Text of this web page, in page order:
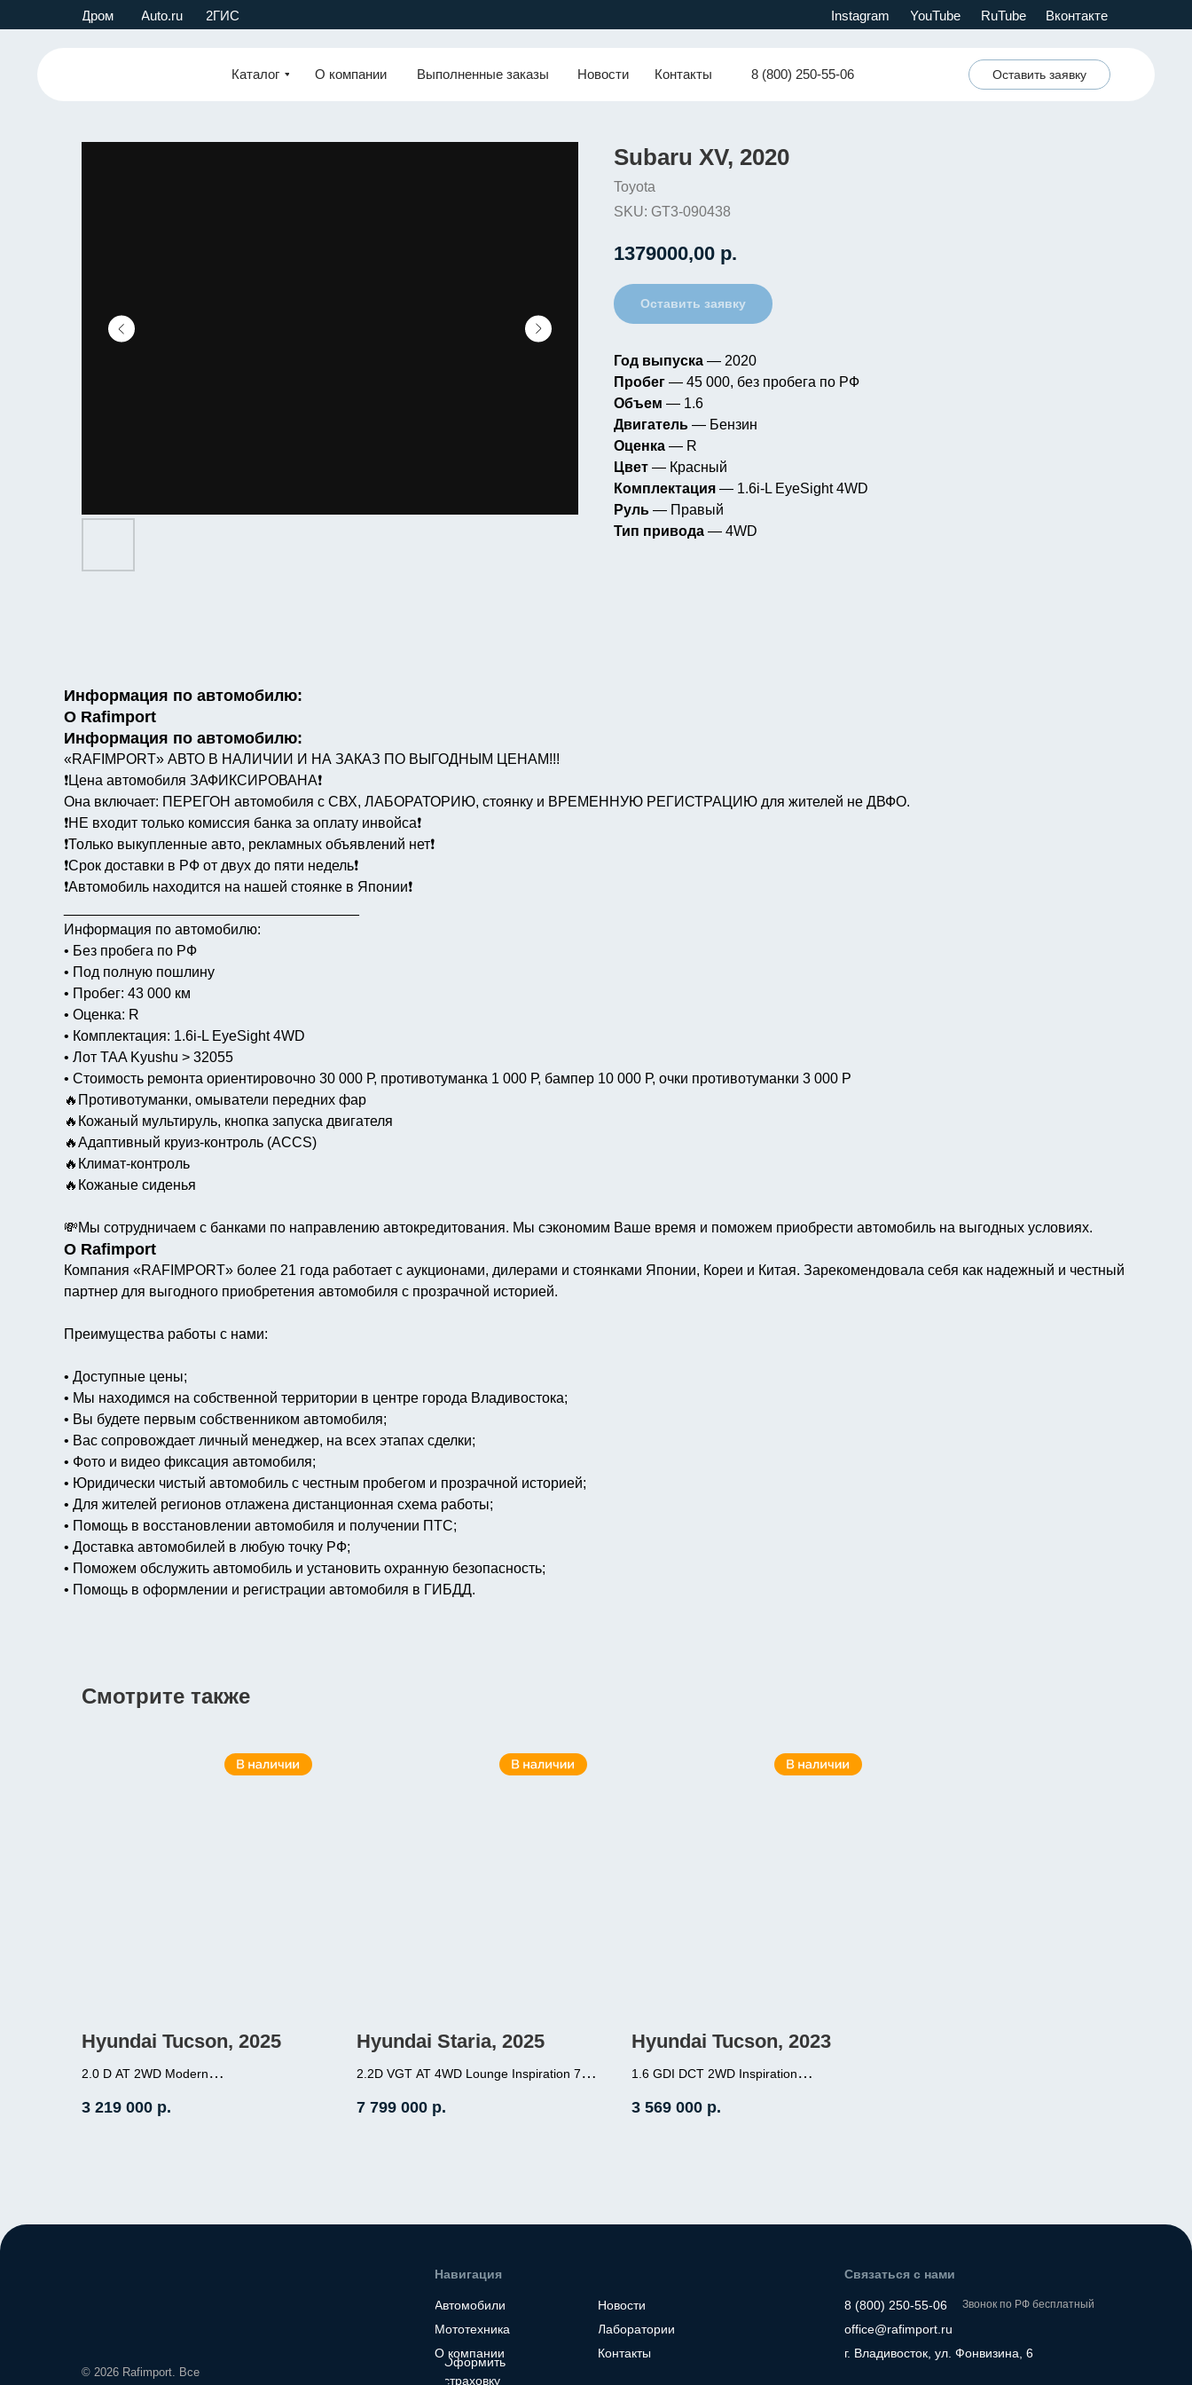
Каталог О компании Выполненные заказы Новости Контакты 8 (800) 250-55-06 Оставить заявку
Дром Auto.ru 2ГИС Instagram YouTube Вконтакте
RuTube
Subaru XV, 2020
Toyota
SKU: GT3-090438
1379000,00 р.
Оставить заявку
Год выпуска — 2020
Пробег — 45 000, без пробега по РФ
Объем — 1.6
Двигатель — Бензин
Оценка — R
Цвет — Красный
Комплектация — 1.6i-L EyeSight 4WD
Руль — Правый
Тип привода — 4WD
Информация по автомобилю:
О Rafimport
Информация по автомобилю:
«RAFIMPORT» АВТО В НАЛИЧИИ И НА ЗАКАЗ ПО ВЫГОДНЫМ ЦЕНАМ!!!
❗️Цена автомобиля ЗАФИКСИРОВАНА❗️
Она включает: ПЕРЕГОН автомобиля с СВХ, ЛАБОРАТОРИЮ, стоянку и ВРЕМЕННУЮ РЕГИСТРАЦИЮ для жителей не ДВФО.
❗️НЕ входит только комиссия банка за оплату инвойса❗️
❗️Только выкупленные авто, рекламных объявлений нет❗️
❗️Срок доставки в РФ от двух до пяти недель❗️
❗️Автомобиль находится на нашей стоянке в Японии❗️
Информация по автомобилю:
• Без пробега по РФ
• Под полную пошлину
• Пробег: 43 000 км
• Оценка: R
• Комплектация: 1.6i-L EyeSight 4WD
• Лот TAA Kyushu > 32055
• Стоимость ремонта ориентировочно 30 000 Р, противотуманка 1 000 Р, бампер 10 000 Р, очки противотуманки 3 000 Р
🔥Противотуманки, омыватели передних фар
🔥Кожаный мультируль, кнопка запуска двигателя
🔥Адаптивный круиз-контроль (ACCS)
🔥Климат-контроль
🔥Кожаные сиденья
💸Мы сотрудничаем с банками по направлению автокредитования. Мы сэкономим Ваше время и поможем приобрести автомобиль на выгодных условиях.
О Rafimport
Компания «RAFIMPORT» более 21 года работает с аукционами, дилерами и стоянками Японии, Кореи и Китая. Зарекомендовала себя как надежный и честный
партнер для выгодного приобретения автомобиля с прозрачной историей.
Преимущества работы с нами:
• Доступные цены;
• Мы находимся на собственной территории в центре города Владивостока;
• Вы будете первым собственником автомобиля;
• Вас сопровождает личный менеджер, на всех этапах сделки;
• Фото и видео фиксация автомобиля;
• Юридически чистый автомобиль с честным пробегом и прозрачной историей;
• Для жителей регионов отлажена дистанционная схема работы;
• Помощь в восстановлении автомобиля и получении ПТС;
• Доставка автомобилей в любую точку РФ;
• Поможем обслужить автомобиль и установить охранную безопасность;
• Помощь в оформлении и регистрации автомобиля в ГИБДД.
Смотрите также
Hyundai Tucson, 2025
2.0 D AT 2WD Modern
передний привод, пробег 19
3 219 000 р.
Hyundai Staria, 2025
2.2D VGT AT 4WD Lounge Inspiration 7-
2.2 (177л.с.), дизель, АКПП,
7 799 000 р.
Hyundai Tucson, 2023
1.6 GDI DCT 2WD Inspiration
передний привод, пробег 3 000
3 569 000 р.
©️ 2026 Rafimport. Все
Навигация
Автомобили
Мототехника
О компании
Оформить
страховку
Новости
Лаборатории
Контакты
Связаться с нами
8 (800) 250-55-06
office@rafimport.ru
г. Владивосток, ул. Фонвизина, 6
Звонок по РФ бесплатный